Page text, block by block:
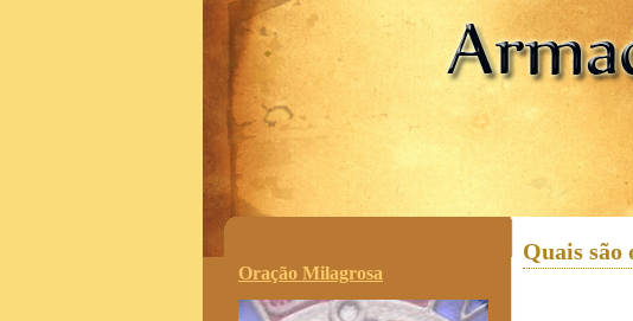
.
Oração Milagrosa
Quais são